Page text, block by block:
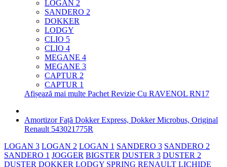
LOGAN 2
SANDERO 2
DOKKER
LODGY
CLIO 5
CLIO 4
MEGANE 4
MEGANE 3
CAPTUR 2
CAPTUR 1
Afișează mai multe Pachet Revizie Cu RAVENOL RN17
Amortizor Față Dokker Express, Dokker Microbus, Original
Renault 543021775R
LOGAN 3 LOGAN 2 LOGAN 1 SANDERO 3 SANDERO 2
SANDERO 1 JOGGER BIGSTER DUSTER 3 DUSTER 2
DUSTER DOKKER LODGY SPRING RENAULT LICHIDE